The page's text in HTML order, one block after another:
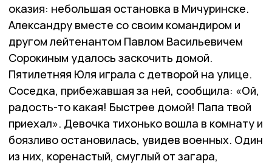
оказия: небольшая остановка в Мичуринске.
Александру вместе со своим командиром и
другом лейтенантом Павлом Васильевичем
Сорокиным удалось заскочить домой.
Пятилетняя Юля играла с детворой на улице.
Соседка, прибежавшая за ней, сообщила: «Ой,
радость-то какая! Быстрее домой! Папа твой
приехал». Девочка тихонько вошла в комнату и
боязливо остановилась, увидев военных. Один
из них, коренастый, смуглый от загара,